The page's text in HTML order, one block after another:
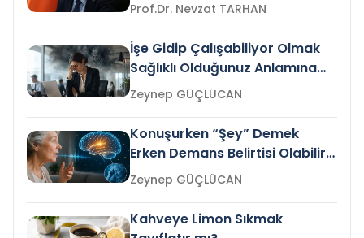
Prof.Dr. Nevzat TARHAN
İşe Gidip Çalışabiliyor Olmak
Sağlıklı Olduğunuz Anlamına
Gelir mi?Zeynep GÜÇLÜCAN
Konuşurken “Şey” Demek
Erken Demans Belirtisi Olabilir
mi?
Zeynep GÜÇLÜCAN
Kahveye Limon Sıkmak